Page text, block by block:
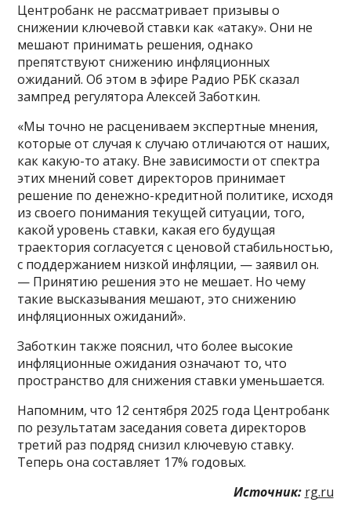
Центробанк не рассматривает призывы о
снижении ключевой ставки как «атаку». Они не
мешают принимать решения, однако
препятствуют снижению инфляционных
ожиданий. Об этом в эфире Радио РБК сказал
зампред регулятора Алексей Заботкин.
«Мы точно не расцениваем экспертные мнения,
которые от случая к случаю отличаются от наших,
как какую-то атаку. Вне зависимости от спектра
этих мнений совет директоров принимает
решение по денежно-кредитной политике, исходя
из своего понимания текущей ситуации, того,
какой уровень ставки, какая его будущая
траектория согласуется с ценовой стабильностью,
с поддержанием низкой инфляции, — заявил он.
— Принятию решения это не мешает. Но чему
такие высказывания мешают, это снижению
инфляционных ожиданий».
Заботкин также пояснил, что более высокие
инфляционные ожидания означают то, что
пространство для снижения ставки уменьшается.
Напомним, что 12 сентября 2025 года Центробанк
по результатам заседания совета директоров
третий раз подряд снизил ключевую ставку.
Теперь она составляет 17% годовых.
Источник: rg.ru